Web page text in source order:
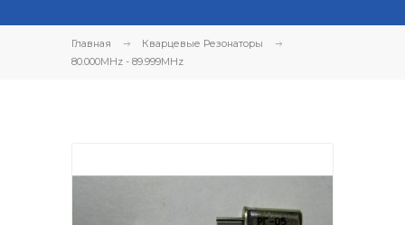
Главная
Кварцевые Резонаторы
80.000MHz - 89.999MHz